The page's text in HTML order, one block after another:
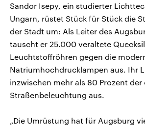
Sandor Isepy, ein studierter
Ungarn, rüstet Stück für Stück die
der Stadt um: Als Leiter des
tauscht er 25.000 veraltete
Leuchtstoffröhren gegen die
Natriumhochdrucklampen aus. Ihr
inzwischen mehr als 80 Prozent
Straßenbeleuchtung aus.
„Die Umrüstung hat für Augsburg